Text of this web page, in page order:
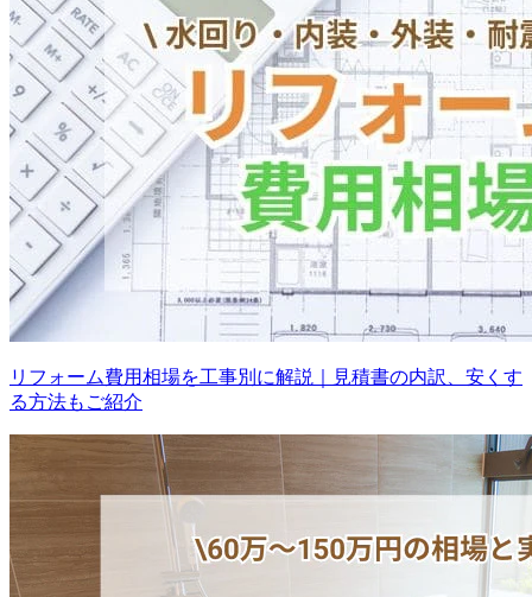
リフォーム費用相場を工事別に解説｜見積書の内訳、安くす
る方法もご紹介